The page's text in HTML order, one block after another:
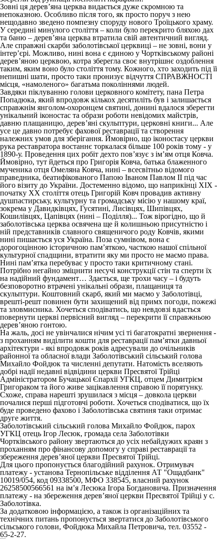
Зовні ця дерев’яна церква видається дуже скромною та
непоказною. Особливо після того, як просто поруч з нею
нещодавно зведено помпезну споруду нового Троїцького храму.
У середині минулого століття – коли було перекрито бляхою дах
та баню – дерев’яна церква втратила свій автентичний вигляд.
Але справжні скарби заболотівської церквиці – не зовні, вони у
інтер’єрі. Можливо, нині вона є єдиною у Чортківському районі
дерев’яною церквою, котра зберегла своє внутрішнє оздоблення
таким, яким воно було століття тому. Кожного, хто заходить під її
непишні шати, просто таки пронизує відчуття СПРАВЖНОСТІ
місця, «намоленого» багатьма поколіннями людей.
Завдяки піклуванню голови церковного комітету, пана Петра
Попадюка, який впродовж кількох десятиліть був і залишається
справжнім янголом-охоронцем святині, донині вдалося зберегти
унікальний іконостас та образи роботи невідомих майстрів,
давню плащаницю, дерев’яні скульптури, церковні книги... Але
усе це давно потребує фахової реставрації та створення
належних умов для зберігання. Ймовірно, що іконостасу церкви
рука реставратора востаннє торкалася більше 100 років тому - у
1890-у. Проведення цих робіт дехто пов’язує з ім’ям отця Ковча.
Ймовірно, тут йдеться про Григорія Ковча, батька блаженного
мученика отця Омеляна Ковча, нині – всесвітньо відомого
праведника, беатифікованого Папою Іваном Павлом ІІ під час
його візиту до України. Достеменно відомо, що наприкінці ХІХ -
початку ХХ століття отець Григорій Ковч провадив активну
душпастирську, культурну та громадську місію у нашому краї,
зокрема у Давидківцях, Гусятині, Лисівцях, Шипівцях,
Кошилівцях, Цапівцях (нині – Поділля)... Тож вірогідно, що й
заболотівська церква освячена ще й колишньою присутністю і
ній представників славного священичого роду Ковчів, якими
нині пишається уся Україна. Поза сумнівом, вона є
дорогоцінною історичною пам’яткою, часткою нашої спільної
культурної спадщини, втратити яку ми просто не маємо права.
Нині пам’ятка перебуває у просто таки критичному стані.
Потрібно негайно зміцнити несучі конструкції стін та сперти їх
на надійний фундамент… Здається, ще трохи часу – і будуть
безповоротно втрачені унікальні образи, плащаниця та
скульптури. Коштовний скарб, який ми маємо у Заболотівці,
врешті-решт повинен бути захищений від примх погоди, пожежі
та зловмисника. Хочеться сподіватись, що невдовзі вдасться
повернути церкві первісний вигляд – перекрити її справжньою
дерев’яною гонтою.
На жаль, досі не увінчалися нічим усі ті багатократні звернення -
з проханням виділити кошти для реставрації пам’ятки давньої
архітектури - які впродовж років адресували до очільників
районної та обласної влади Заболотівський сільський голова
Михайло Фойдюк та численні депутати. Натомість вселяють
добрі надії недавні відвідини церкви Пресвятої Трійці
Адміністратором Бучацької Єпархії УГКЦ, отцем Димитрієм
Григораком та його живе зацікавлення справою її порятунку.
Схоже, справа нарешті зрушилася з місця – довкола церкви
почалися перші підготовчі роботи. Хочеться сподіватися, що їх
буде проведено фахово і Заболотівська святиня таки отримає
друге життя.
Заболотівський сільський голова Михайло Фойдюк, парох
УГКЦ отець Ігор Лесюк, громада села Заболотівки
Чортківського району звертаються до усіх небайдужих краян з
проханням про фінансову допомогу у справі реставрації та
збереження дерев’яної церкви Пресвятої Трійці.
Для цього пропонується благодійний рахунок. Отримувач
платежу - установа Тернопільське відділення АТ "Ощадбанк"
10019/054, код 09338500, МФО 338545, власний рахунок
26258500566561 на ім’я Лесюка Ігора Богдановича. Призначення
платежу - на збереження дерев’яної церкви Пресвятої Трійці у с.
Заболотівка.
За додатковою інформацією, а також із організаційних та
технічних питань пропонується звертатися до Заболотівського
сільського голови, Фойдюка Михайла Петровича, тел. 03552 -
65-2-27.